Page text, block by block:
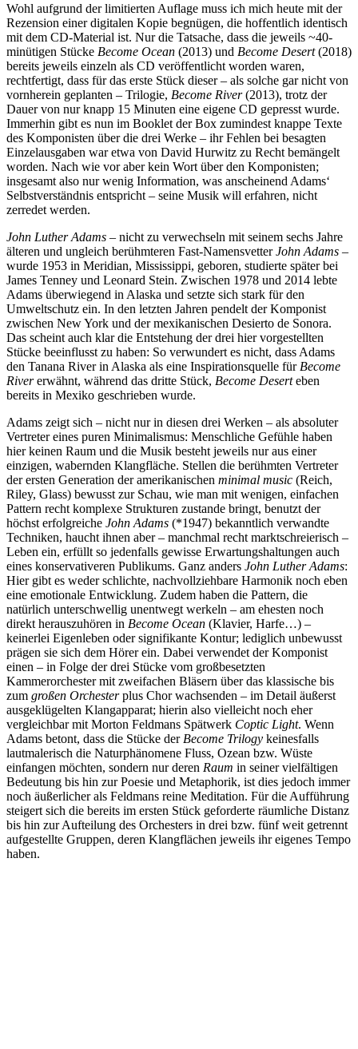
Wohl aufgrund der limitierten Auflage muss ich mich heute mit der
Rezension einer digitalen Kopie begnügen, die hoffentlich identisch
mit dem CD-Material ist. Nur die Tatsache, dass die jeweils ~40-
minütigen Stücke Become Ocean (2013) und Become Desert(2018)
bereits jeweils einzeln als CD veröffentlicht worden waren,
rechtfertigt, dass für das erste Stück dieser – als solche gar nicht von
vornherein geplanten – Trilogie, Become River(2013), trotz der
Dauer von nur knapp 15 Minuten eine eigene CD gepresst wurde.
Immerhin gibt es nun im Booklet der Box zumindest knappe Texte
des Komponisten über die drei Werke – ihr Fehlen bei besagten
Einzelausgaben war etwa von David Hurwitz zu Recht bemängelt
worden. Nach wie vor aber kein Wort über den Komponisten;
insgesamt also nur wenig Information, was anscheinend Adams‘
Selbstverständnis entspricht – seine Musik will erfahren, nicht
zerredet werden.
John Luther Adams – nicht zu verwechseln mit seinem sechs Jahre
älteren und ungleich berühmteren Fast-NamensvetterJohn Adams –
wurde 1953 in Meridian, Mississippi, geboren, studierte später bei
James Tenney und Leonard Stein. Zwischen 1978 und 2014 lebte
Adams überwiegend in Alaska und setzte sich stark für den
Umweltschutz ein. In den letzten Jahren pendelt der Komponist
zwischen New York und der mexikanischen Desierto de Sonora.
Das scheint auch klar die Entstehung der drei hier vorgestellten
Stücke beeinflusst zu haben: So verwundert es nicht, dass Adams
den Tanana River in Alaska als eine Inspirationsquelle für Become
Rivererwähnt, während das dritte Stück, Become Deserteben
bereits in Mexiko geschrieben wurde.
Adams zeigt sich – nicht nur in diesen drei Werken – als absoluter
Vertreter eines puren Minimalismus: Menschliche Gefühle haben
hier keinen Raum und die Musik besteht jeweils nur aus einer
einzigen, wabernden Klangfläche. Stellen die berühmten Vertreter
der ersten Generation der amerikanischen minimal music (Reich,
Riley, Glass) bewusst zur Schau, wie man mit wenigen, einfachen
Pattern recht komplexe Strukturen zustande bringt, benutzt der
höchst erfolgreiche John Adams (*1947) bekanntlich verwandte
Techniken, haucht ihnen aber – manchmal recht marktschreierisch –
Leben ein, erfüllt so jedenfalls gewisse Erwartungshaltungen auch
eines konservativeren Publikums. Ganz anders John Luther Adams:
Hier gibt es weder schlichte, nachvollziehbare Harmonik noch eben
eine emotionale Entwicklung. Zudem haben die Pattern, die
natürlich unterschwellig unentwegt werkeln – am ehesten noch
direkt herauszuhören in Become Ocean (Klavier, Harfe…) –
keinerlei Eigenleben oder signifikante Kontur; lediglich unbewusst
prägen sie sich dem Hörer ein. Dabei verwendet der Komponist
einen – in Folge der drei Stücke vom großbesetzten
Kammerorchester mit zweifachen Bläsern über das klassische bis
zum großen Orchesterplus Chor wachsenden – im Detail äußerst
ausgeklügelten Klangapparat; hierin also vielleicht noch eher
vergleichbar mit Morton Feldmans Spätwerk Coptic Light. Wenn
Adams betont, dass die Stücke der Become Trilogy keinesfalls
lautmalerisch die Naturphänomene Fluss, Ozean bzw. Wüste
einfangen möchten, sondern nur deren Raum in seiner vielfältigen
Bedeutung bis hin zur Poesie und Metaphorik, ist dies jedoch immer
noch äußerlicher als Feldmans reine Meditation. Für die Aufführung
steigert sich die bereits im ersten Stück geforderte räumliche Distanz
bis hin zur Aufteilung des Orchesters in drei bzw. fünf weit getrennt
aufgestellte Gruppen, deren Klangflächen jeweils ihr eigenes Tempo
haben.